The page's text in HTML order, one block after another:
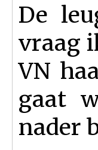
De
vraag
VN
gaat
nader